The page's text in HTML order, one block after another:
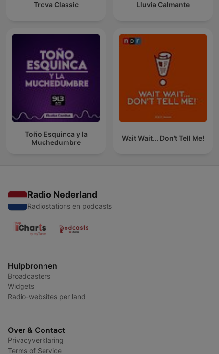
Trova Classic Lluvia Calmante
Toño Esquinca y la
Muchedumbre
Wait Wait... Don't Tell Me!
Radio Nederland
Radiostations en podcasts
Hulpbronnen
Broadcasters
Widgets
Radio-websites per land
Over & Contact
Privacyverklaring
Terms of Service